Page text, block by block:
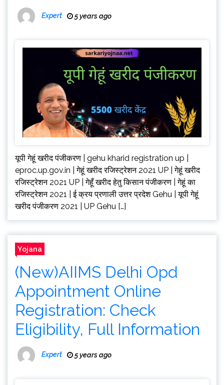
Expert 5 years ago
यूपी गेहूं खरीद पंजीकरण | gehu kharid registration up |
eproc.up.gov.in | गेहूं खरीद रजिस्ट्रेशन 2021 UP | गेहूं खरीद
रजिस्ट्रेशन 2021 UP | गेहूँ खरीद हेतु किसान पंजीकरण | गेहूं का
रजिस्ट्रेशन 2021 | ई क्रय प्रणाली उत्तर प्रदेश Gehu | यूपी गेहूं
खरीद पंजीकरण 2021 | UP Gehu […]
Yojana
(New)AIIMS Delhi Opd
Appointment Online
Registration: Check
Eligibility, Full Information
Expert 5 years ago